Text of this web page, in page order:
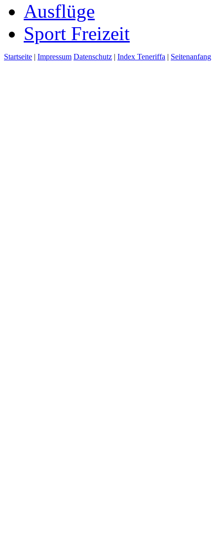
Ausflüge
Sport Freizeit
Startseite | Impressum Datenschutz | Index Teneriffa | Seitenanfang